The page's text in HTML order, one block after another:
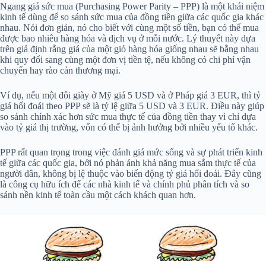
Ngang giá sức mua (Purchasing Power Parity – PPP) là một khái niệm
kinh tế dùng để so sánh sức mua của đồng tiền giữa các quốc gia khác
nhau. Nói đơn giản, nó cho biết với cùng một số tiền, bạn có thể mua
được bao nhiêu hàng hóa và dịch vụ ở mỗi nước. Lý thuyết này dựa
trên giả định rằng giá của một giỏ hàng hóa giống nhau sẽ bằng nhau
khi quy đổi sang cùng một đơn vị tiền tệ, nếu không có chi phí vận
chuyển hay rào cản thương mại.
Ví dụ, nếu một đôi giày ở Mỹ giá 5 USD và ở Pháp giá 3 EUR, thì tỷ
giá hối đoái theo PPP sẽ là tỷ lệ giữa 5 USD và 3 EUR. Điều này giúp
so sánh chính xác hơn sức mua thực tế của đồng tiền thay vì chỉ dựa
vào tỷ giá thị trường, vốn có thể bị ảnh hưởng bởi nhiều yếu tố khác.
PPP rất quan trọng trong việc đánh giá mức sống và sự phát triển kinh
tế giữa các quốc gia, bởi nó phản ánh khả năng mua sắm thực tế của
người dân, không bị lệ thuộc vào biến động tỷ giá hối đoái. Đây cũng
là công cụ hữu ích để các nhà kinh tế và chính phủ phân tích và so
sánh nền kinh tế toàn cầu một cách khách quan hơn.